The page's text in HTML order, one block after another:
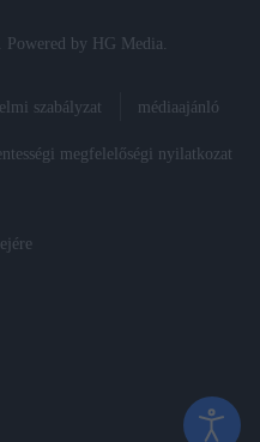
Powered by HG Media
szabályzat médiaajánló
megfelelőségi nyilatkozat